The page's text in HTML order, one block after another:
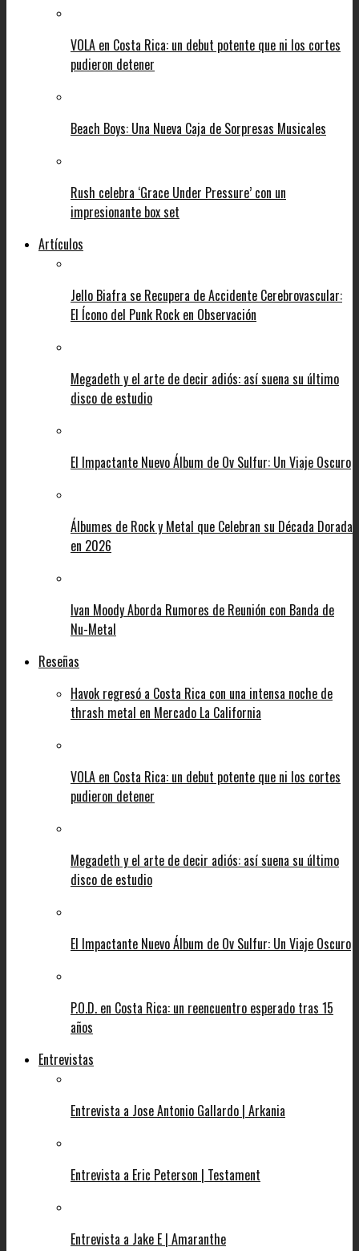
VOLA en Costa Rica: un debut potente que ni los cortes
pudieron detener
Beach Boys: Una Nueva Caja de Sorpresas Musicales
Rush celebra ‘Grace Under Pressure’ con un
impresionante box set
Artículos
Jello Biafra se Recupera de Accidente Cerebrovascular:
El Ícono del Punk Rock en Observación
Megadeth y el arte de decir adiós: así suena su último
disco de estudio
El Impactante Nuevo Álbum de Ov Sulfur: Un Viaje Oscuro
Álbumes de Rock y Metal que Celebran su Década Dorada
en 2026
Ivan Moody Aborda Rumores de Reunión con Banda de
Nu-Metal
Reseñas
Havok regresó a Costa Rica con una intensa noche de
thrash metal en Mercado La California
VOLA en Costa Rica: un debut potente que ni los cortes
pudieron detener
Megadeth y el arte de decir adiós: así suena su último
disco de estudio
El Impactante Nuevo Álbum de Ov Sulfur: Un Viaje Oscuro
P.O.D. en Costa Rica: un reencuentro esperado tras 15
años
Entrevistas
Entrevista a Jose Antonio Gallardo | Arkania
Entrevista a Eric Peterson | Testament
Entrevista a Jake E | Amaranthe